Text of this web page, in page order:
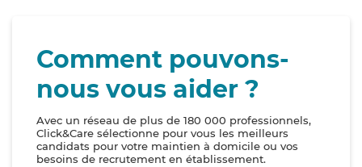
Comment pouvons-
nous vous aider ?
Avec un réseau de plus de 180 000 professionnels,
Click&Care sélectionne pour vous les meilleurs
candidats pour votre maintien à domicile ou vos
besoins de recrutement en établissement.